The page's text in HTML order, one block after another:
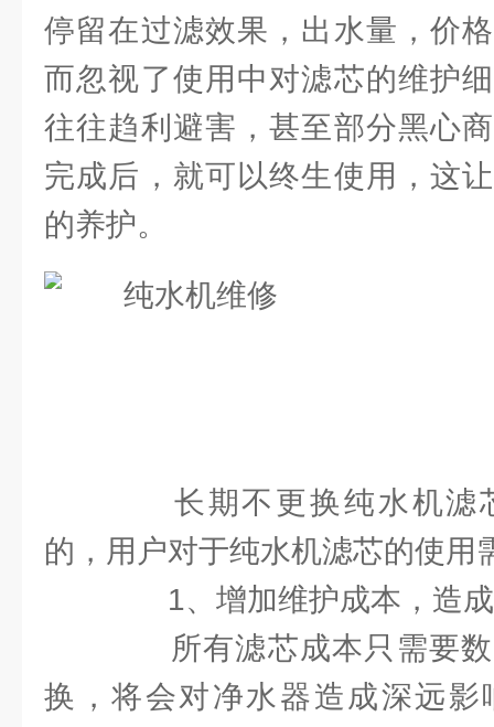
停留在过滤效果，出水量，价
而忽视了使用中对滤芯的维护
往往趋利避害，甚至部分黑心
完成后，就可以终生使用，这
的养护。
长期不更换纯水机滤
的，用户对于纯水机滤芯的使用
1、增加维护成本，造成
所有滤芯成本只需要数
换，将会对净水器造成深远影